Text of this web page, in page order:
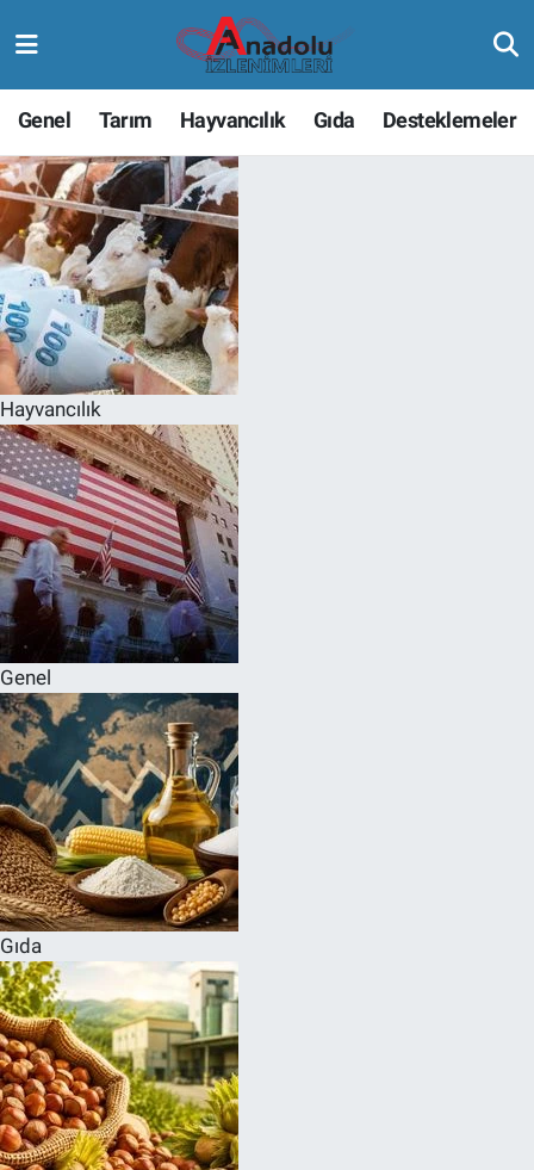
Genel Tarım Hayvancılık Gıda Desteklemeler
Hayvancılık
Genel
Gıda